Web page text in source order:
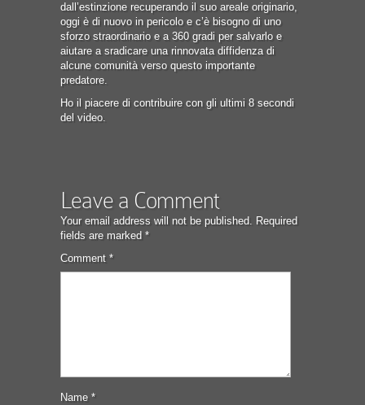
dall’estinzione recuperando il suo areale originario,
oggi è di nuovo in pericolo e c’è bisogno di uno
sforzo straordinario e a 360 gradi per salvarlo e
aiutare a sradicare una rinnovata diffidenza di
alcune comunità verso questo importante
predatore.
Ho il piacere di contribuire con gli ultimi 8 secondi
del video.
Leave a Comment
Your email address will not be published. Required
fields are marked *
Comment *
Name *